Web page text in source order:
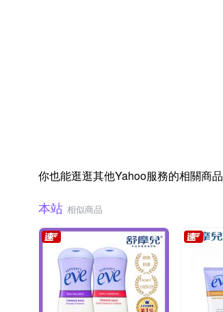
你也能逛逛其他Yahoo服務的相關商品
本站 相似商品